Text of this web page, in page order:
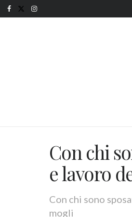
Con chi
e lavoro
Con chi sono
mogli